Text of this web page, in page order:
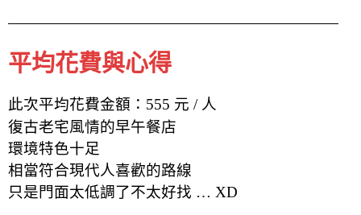
平均花費與心得
此次平均花費金額：555 元 / 人
復古老宅風情的早午餐店
環境特色十足
相當符合現代人喜歡的路線
只是門面太低調了不太好找 … XD